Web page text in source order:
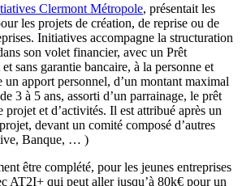
Clermont Métropole, présentait les
les projets de création, de reprise ou de
Initiatives accompagne la structuration
son volet financier, avec un Prêt
sans garantie bancaire, à la personne et
un apport personnel, d’un montant maximal
3 à 5 ans, assorti d’un parrainage, le prêt
projet et d’activités. Il est attribué après un
devant un comité composé d’autres
Banque, … )
être complété, pour les jeunes entreprises
AT2I+ qui peut aller jusqu’à 80k€ pour un